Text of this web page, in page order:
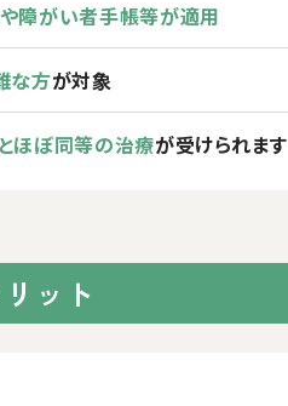
障がい者手帳等が適用
な方が対象
ほぼ同等の治療が受けられます
ット